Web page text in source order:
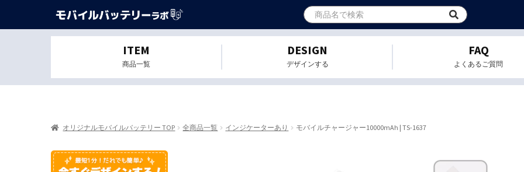
ITEM
商品一覧
DESIGN
デザインする
FAQ
よくあるご質問
オリジナルモバイルバッテリー TOP 全商品一覧 インジケーターあり モバイルチャージャー10000mAh | TS-1637